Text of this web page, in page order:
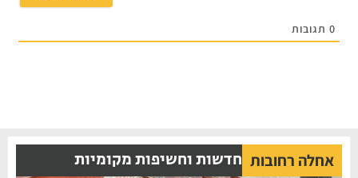
תגובות
אחלה רחובות חדשות וחשיפות מקומיות